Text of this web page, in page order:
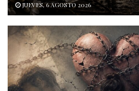
JUEVES, 6 AGOSTO 2026